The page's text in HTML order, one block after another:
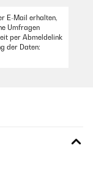
E-Mail erhalten,
Umfragen
per Abmeldelink
der Daten: